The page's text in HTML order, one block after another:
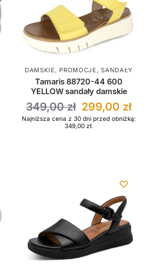
DAMSKIE, PROMOCJE,SANDAŁY
Tamaris 88720-44 600
YELLOW sandały damskie
349,00zł 299,00 zł
Najniższa cena z 30 dni przed obniżką:
349,00 zł.